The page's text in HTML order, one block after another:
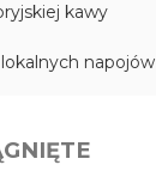
kawy
napojów